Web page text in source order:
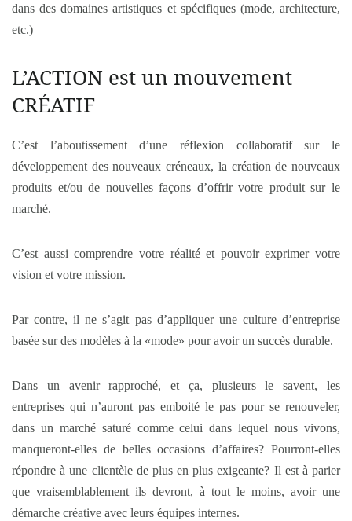
dans des domaines artistiques et spécifiques (mode, architecture,
etc.)
L’ACTION est un mouvement
CRÉATIF
C’est l’aboutissement d’une réflexion collaboratif sur le
développement des nouveaux créneaux, la création de nouveaux
produits et/ou de nouvelles façons d’offrir votre produit sur le
marché.
C’est aussi comprendre votre réalité et pouvoir exprimer votre
vision et votre mission.
Par contre, il ne s’agit pas d’appliquer une culture d’entreprise
basée sur des modèles à la «mode» pour avoir un succès durable.
Dans un avenir rapproché, et ça, plusieurs le savent, les
entreprises qui n’auront pas emboité le pas pour se renouveler,
dans un marché saturé comme celui dans lequel nous vivons,
manqueront-elles de belles occasions d’affaires? Pourront-elles
répondre à une clientèle de plus en plus exigeante? Il est à parier
que vraisemblablement ils devront, à tout le moins, avoir une
démarche créative avec leurs équipes internes.